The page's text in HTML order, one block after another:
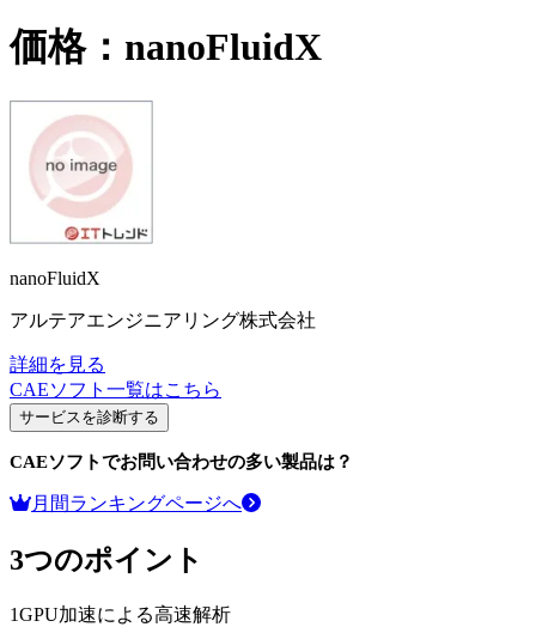
価格： nanoFluidX
nanoFluidX
アルテアエンジニアリング株式会社
詳細を見る
CAEソフト 一覧はこちら
サービスを診断する
CAEソフトでお問い合わせの多い製品は？
月間ランキングページへ
3つのポイント
1GPU加速による高速解析